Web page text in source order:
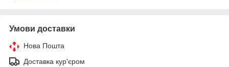
Умови доставки
Нова Пошта
Доставка кур'єром